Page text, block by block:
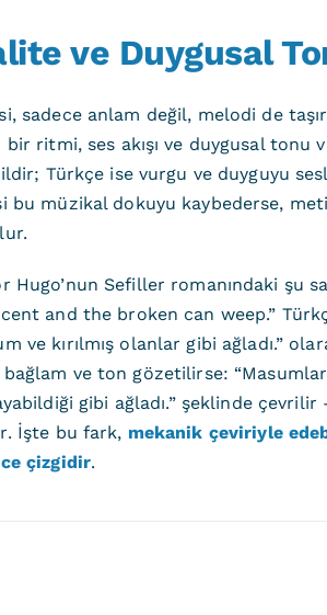
ve Duygusal
sadece anlam değil, melodi de
ritmi, ses akışı ve duygusal tonu
Türkçe ise vurgu ve duyguyu
bu müzikal dokuyu kaybederse,
Hugo’nun Sefiller romanındaki şu
and the broken can weep.”
ve kırılmış olanlar gibi ağladı.”
ve ton gözetilirse:
gibi ağladı.” şeklinde
İşte bu fark, mekanik çeviriyle
çizgidir.